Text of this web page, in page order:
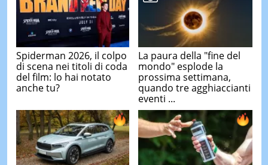
Spiderman 2026, il colpo
di scena nei titoli di coda
del film: lo hai notato
anche tu?
La paura della "fine del
mondo" esplode la
prossima settimana,
quando tre agghiaccianti
eventi ...